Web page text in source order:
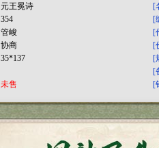
元王冕诗
354
管峻
协商
35*137
未售
[
[
[
[
[
[
[